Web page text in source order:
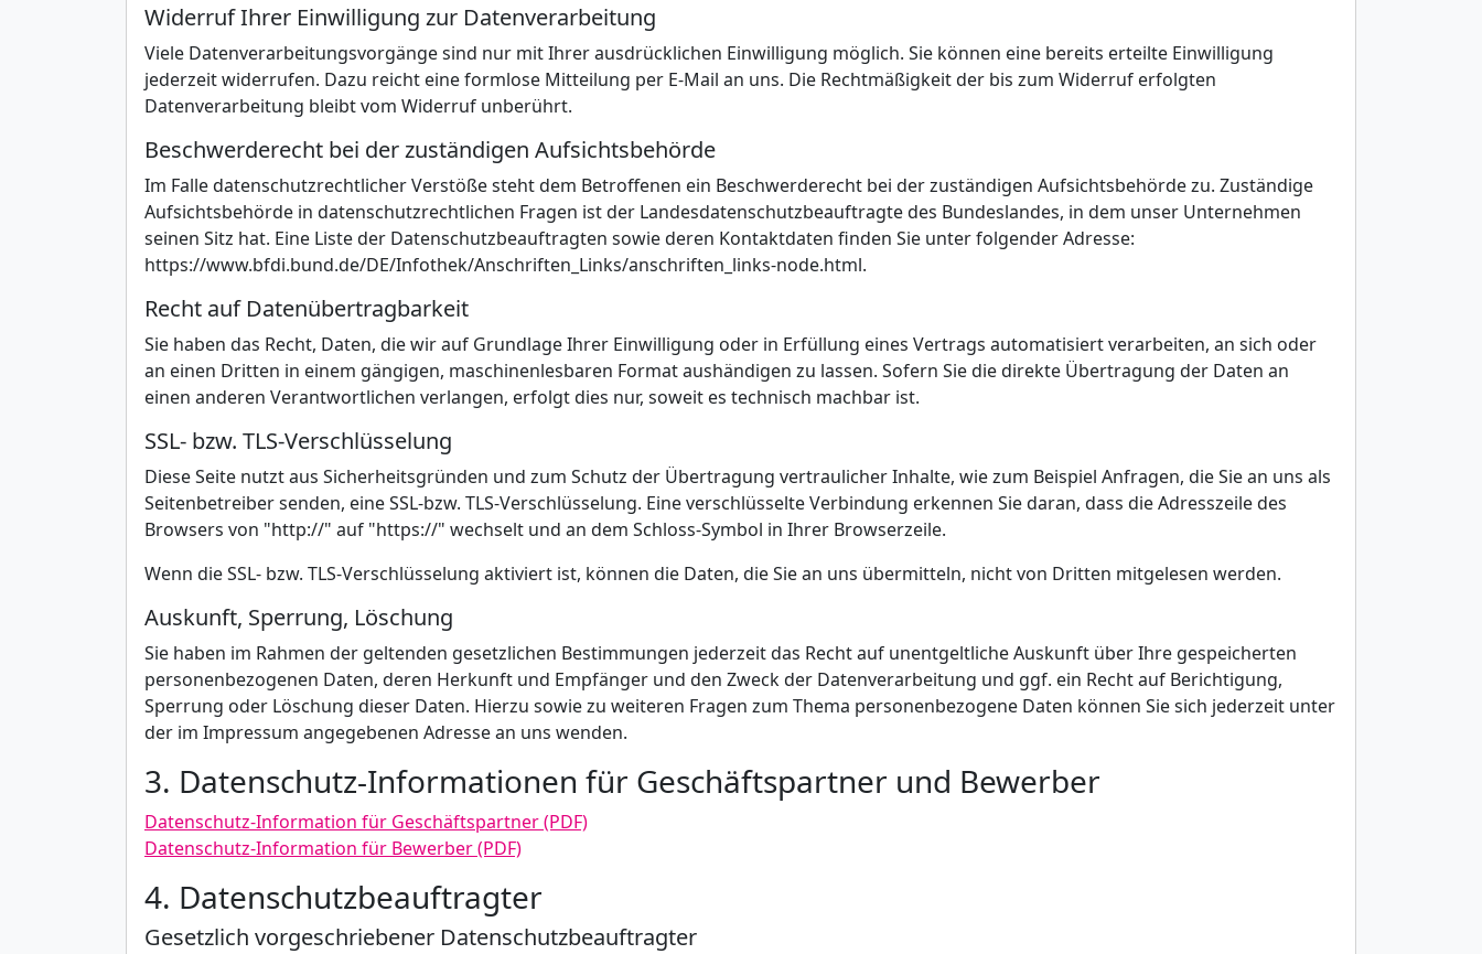
Widerruf Ihrer Einwilligung zur Datenverarbeitung
Viele Datenverarbeitungsvorgänge sind nur mit Ihrer ausdrücklichen Einwilligung möglich. Sie können eine bereits erteilte Einwilligung
jederzeit widerrufen. Dazu reicht eine formlose Mitteilung per E-Mail an uns. Die Rechtmäßigkeit der bis zum Widerruf erfolgten
Datenverarbeitung bleibt vom Widerruf unberührt.
Beschwerderecht bei der zuständigen Aufsichtsbehörde
Im Falle datenschutzrechtlicher Verstöße steht dem Betroffenen ein Beschwerderecht bei der zuständigen Aufsichtsbehörde zu. Zuständige
Aufsichtsbehörde in datenschutzrechtlichen Fragen ist der Landesdatenschutzbeauftragte des Bundeslandes, in dem unser Unternehmen
seinen Sitz hat. Eine Liste der Datenschutzbeauftragten sowie deren Kontaktdaten finden Sie unter folgender Adresse:
https://www.bfdi.bund.de/DE/Infothek/Anschriften_Links/anschriften_links-node.html.
Recht auf Datenübertragbarkeit
Sie haben das Recht, Daten, die wir auf Grundlage Ihrer Einwilligung oder in Erfüllung eines Vertrags automatisiert verarbeiten, an sich oder
an einen Dritten in einem gängigen, maschinenlesbaren Format aushändigen zu lassen. Sofern Sie die direkte Übertragung der Daten an
einen anderen Verantwortlichen verlangen, erfolgt dies nur, soweit es technisch machbar ist.
SSL- bzw. TLS-Verschlüsselung
Diese Seite nutzt aus Sicherheitsgründen und zum Schutz der Übertragung vertraulicher Inhalte, wie zum Beispiel Anfragen, die Sie an uns als
Seitenbetreiber senden, eine SSL-bzw. TLS-Verschlüsselung. Eine verschlüsselte Verbindung erkennen Sie daran, dass die Adresszeile des
Browsers von "http://" auf "https://" wechselt und an dem Schloss-Symbol in Ihrer Browserzeile.
Wenn die SSL- bzw. TLS-Verschlüsselung aktiviert ist, können die Daten, die Sie an uns übermitteln, nicht von Dritten mitgelesen werden.
Auskunft, Sperrung, Löschung
Sie haben im Rahmen der geltenden gesetzlichen Bestimmungen jederzeit das Recht auf unentgeltliche Auskunft über Ihre gespeicherten
personenbezogenen Daten, deren Herkunft und Empfänger und den Zweck der Datenverarbeitung und ggf. ein Recht auf Berichtigung,
Sperrung oder Löschung dieser Daten. Hierzu sowie zu weiteren Fragen zum Thema personenbezogene Daten können Sie sich jederzeit unter
der im Impressum angegebenen Adresse an uns wenden.
3. Datenschutz-Informationen für Geschäftspartner und Bewerber
Datenschutz-Information für Geschäftspartner (PDF)
Datenschutz-Information für Bewerber (PDF)
4. Datenschutzbeauftragter
Gesetzlich vorgeschriebener Datenschutzbeauftragter